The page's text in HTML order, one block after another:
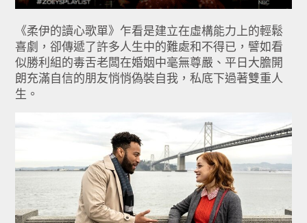
《柔伊的讀心歌單》乍看是建立在虛構能力上的輕鬆
喜劇，卻傳遞了許多人生中的難處和不得已，譬如看
似勝利組的毒舌老闆在婚姻中毫無尊嚴、平日大膽開
朗充滿自信的朋友悄悄偽裝自我，私底下過著雙重人
生。